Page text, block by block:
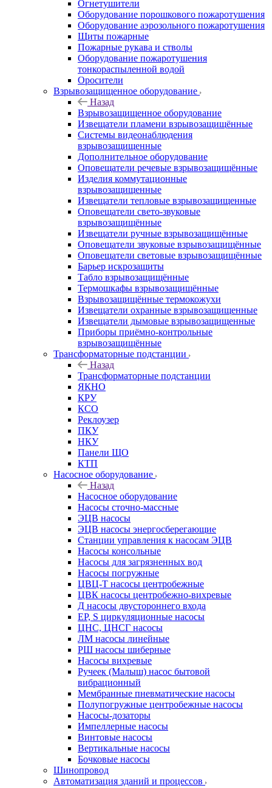
Огнетушители
Оборудование порошкового пожаротушения
Оборудование аэрозольного пожаротушения
Щиты пожарные
Пожарные рукава и стволы
Оборудование пожаротушения
тонкораспыленной водой
Оросители
Взрывозащищенное оборудование
Назад
Взрывозащищенное оборудование
Извещатели пламени взрывозащищённые
Системы видеонаблюдения
взрывозащищенные
Дополнительное оборудование
Оповещатели речевые взрывозащищённые
Изделия коммутационные
взрывозащищенные
Извещатели тепловые взрывозащищенные
Оповещатели свето-звуковые
взрывозащищённые
Извещатели ручные взрывозащищённые
Оповещатели звуковые взрывозащищённые
Оповещатели световые взрывозащищённые
Барьер искрозащиты
Табло взрывозащищённые
Термошкафы взрывозащищённые
Взрывозащищённые термокожухи
Извещатели охранные взрывозащищенные
Извещатели дымовые взрывозащищенные
Приборы приёмно-контрольные
взрывозащищённые
Трансформаторные подстанции
Назад
Трансформаторные подстанции
ЯКНО
КРУ
КСО
Реклоузер
ПКУ
НКУ
Панели ЩО
КТП
Насосное оборудование
Назад
Насосное оборудование
Насосы сточно-массные
ЭЦВ насосы
ЭЦВ насосы энергосберегающие
Станции управления к насосам ЭЦВ
Насосы консольные
Насосы для загрязненных вод
Насосы погружные
ЦВЦ-Т насосы центробежные
ЦВК насосы центробежно-вихревые
Д насосы двустороннего входа
EP, S циркуляционные насосы
ЦНС, ЦНСГ насосы
ЛМ насосы линейные
РШ насосы шиберные
Насосы вихревые
Ручеек (Малыш) насос бытовой
вибрационный
Мембранные пневматические насосы
Полупогружные центробежные насосы
Насосы-дозаторы
Импеллерные насосы
Винтовые насосы
Вертикальные насосы
Бочковые насосы
Шинопровод
Автоматизация зданий и процессов